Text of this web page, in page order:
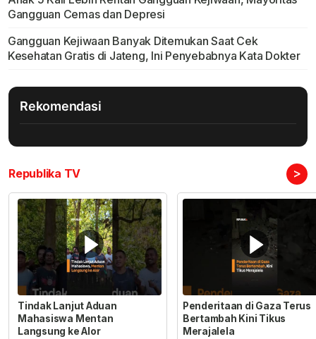
Gangguan Cemas dan Depresi
Gangguan Kejiwaan Banyak Ditemukan Saat Cek
Kesehatan Gratis di Jateng, Ini Penyebabnya Kata Dokter
Rekomendasi
Republika TV >
Tindak Lanjut Aduan
Mahasiswa Mentan
Langsung ke Alor
Penderitaan di Gaza Terus
Bertambah Kini Tikus
Merajalela